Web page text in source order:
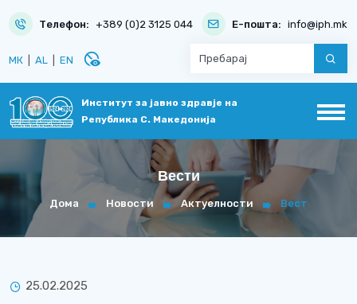
Телефон: +389 (0)2 3125 044 Е-пошта: info@iph.mk
МК AL EN disabled_visible
Институт за јавно здравје на
Република С. Македонија
Вести
Дома Новости Актуелности Вест
25.02.2025